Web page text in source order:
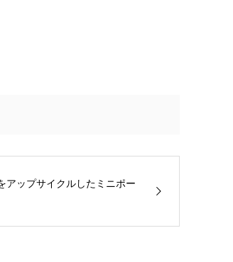
アップサイクルしたミニポー